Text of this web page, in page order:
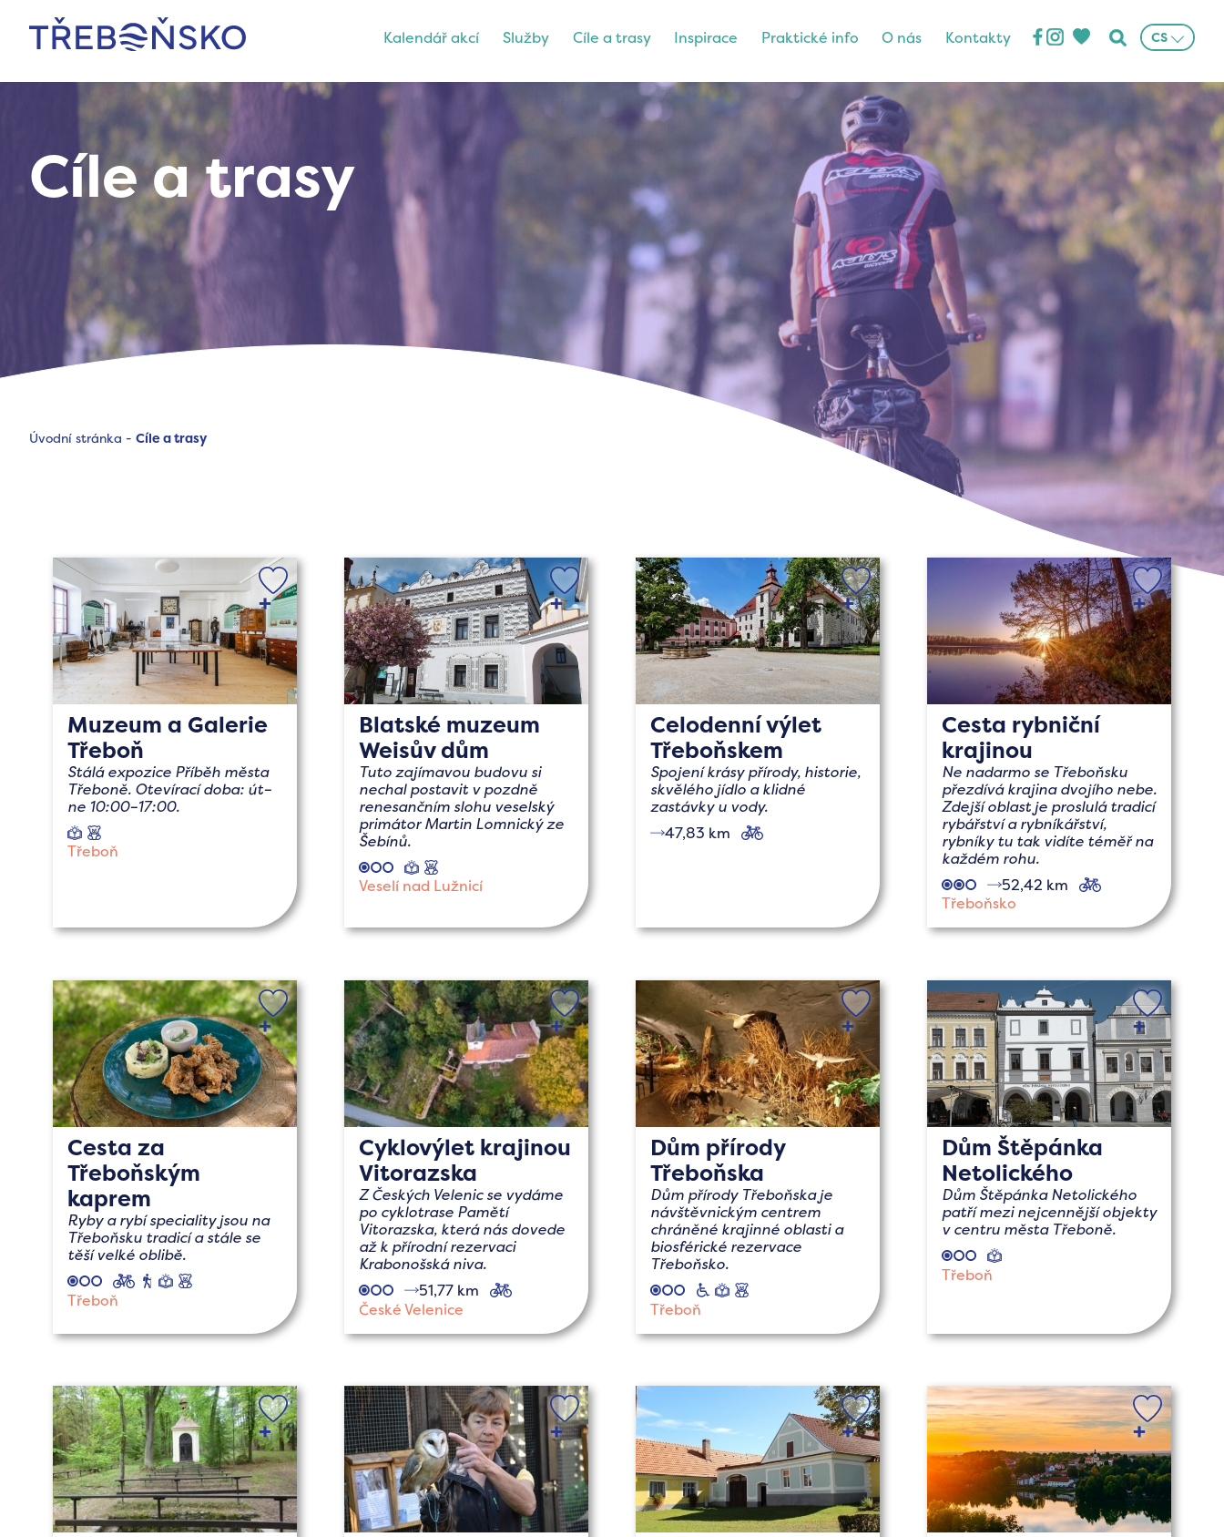
Třeboňsko
Kalendář akcí Služby Cíle a trasy Inspirace Praktické info O nás Kontakty CS
Cíle a trasy
Úvodní stránka - Cíle a trasy
Muzeum a Galerie
Třeboň
Stálá expozice Příběh města
Třeboně. Otevírací doba: út–
ne 10:00–17:00.
naučné
s
dětmi
Třeboň
Blatské muzeum
Weisův dům
Tuto zajímavou budovu si
nechal postavit v pozdně
renesančním slohu veselský
primátor Martin Lomnický ze
Šebínů.
naučné
s
dětmi
Veselí nad Lužnicí
Celodenní výlet
Třeboňskem
Spojení krásy přírody, historie,
skvělého jídlo a klidné
zastávky u vody.
47,83 km
cyklo
Cesta rybniční
krajinou
Ne nadarmo se Třeboňsku
přezdívá krajina dvojího nebe.
Zdejší oblast je proslulá tradicí
rybářství a rybníkářství,
rybníky tu tak vidíte téměř na
každém rohu.
52,42 km
cyklo
Třeboňsko
Cesta za
Třeboňským
kaprem
Ryby a rybí speciality jsou na
Třeboňsku tradicí a stále se
těší velké oblibě.
cyklopěšínaučné
s
Třeboň
Cyklovýlet krajinou
Vitorazska
Z Českých Velenic se vydáme
po cyklotrase Pamětí
Vitorazska, která nás dovede
až k přírodní rezervaci
Krabonošská niva.
51,77 km
cyklo
České Velenice
Dům přírody
Třeboňska
Dům přírody Třeboňska je
návštěvnickým centrem
chráněné krajinné oblasti a
biosférické rezervace
Třeboňsko.
vozíčkáři
naučné
s
Třeboň
Dům Štěpánka
Netolického
Dům Štěpánka Netolického
patří mezi nejcennější objekty
v centru města Třeboně.
naučné
Třeboň